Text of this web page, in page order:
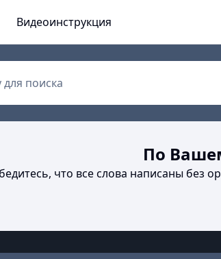
Видеоинструкция
поиска
По
что все слова написаны без